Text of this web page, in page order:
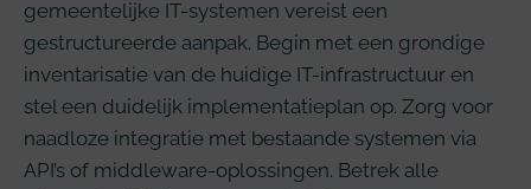
gemeentelijke IT-systemen vereist een
gestructureerde aanpak. Begin met een grondige
inventarisatie van de huidige IT-infrastructuur en
stel een duidelijk implementatieplan op. Zorg voor
naadloze integratie met bestaande systemen via
API’s of middleware-oplossingen. Betrek alle